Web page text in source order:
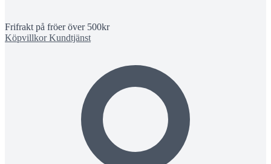
Frifrakt på fröer över 500kr
KöpvillkorKundtjänst